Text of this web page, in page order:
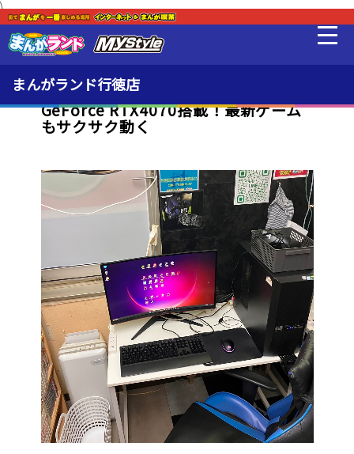
\
最新情報
料金・利用方法
販売品
貸出品
オンラインゲーム
映画/アニメ/電子書籍
まんがランド行徳店
新着・オススメ情報
GeForce RTX4070搭載！最新ゲーム
もサクサク動く